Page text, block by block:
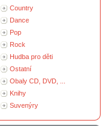
Country
Dance
Pop
Rock
Hudba pro děti
Ostatní
Obaly CD, DVD, ...
Knihy
Suvenýry